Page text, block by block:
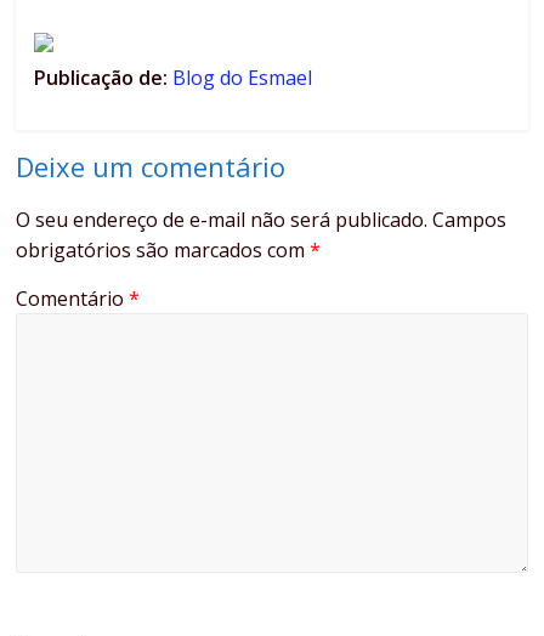
Publicação de: Blog do Esmael
Deixe um comentário
O seu endereço de e-mail não será publicado. Campos
obrigatórios são marcados com*
Comentário*